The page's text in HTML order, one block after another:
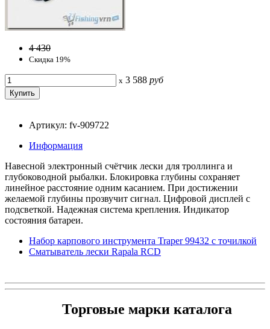
4 430
Скидка 19%
x 3 588 руб
Артикул: fv-909722
Информация
Навесной электронный счётчик лески для троллинга и
глубоководной рыбалки. Блокировка глубины сохраняет
линейное расстояние одним касанием. При достижении
желаемой глубины прозвучит сигнал. Цифровой дисплей с
подсветкой. Надежная система крепления. Индикатор
состояния батареи.
Набор карпового инструмента Traper 99432 с точилкой
Сматыватель лески Rapala RCD
Торговые марки каталога